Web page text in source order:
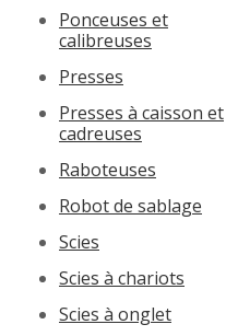
Ponceuses et
calibreuses
Presses
Presses à caisson et
cadreuses
Raboteuses
Robot de sablage
Scies
Scies à chariots
Scies à onglet